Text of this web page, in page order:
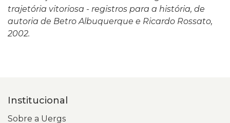
trajetória vitoriosa - registros para a história, de
autoria de Betro Albuquerque e Ricardo Rossato,
2002.
Institucional
Sobre a Uergs